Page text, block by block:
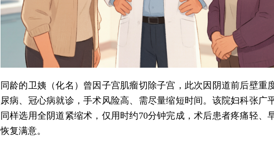
同龄的卫姨（化名）曾因子宫肌瘤切除子宫，此次因阴道前后壁重
尿病、冠心病就诊，手术风险高、需尽量缩短时间。该院妇科张广
同样选用全阴道紧缩术，仅用时约70分钟完成，术后患者疼痛轻、
恢复满意。